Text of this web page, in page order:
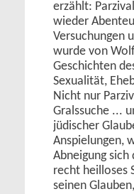
erzählt:
wieder
Versuchungen
wurde von
Geschichten
Sexualität,
Nicht nur
Gralssuche ...
jüdischer
Anspielungen,
Abneigung
recht heilloses
seinen